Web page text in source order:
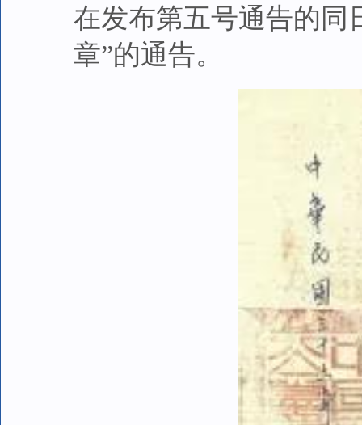
在发布第五号通告的同
章”的通告。